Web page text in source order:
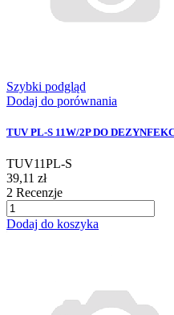
Szybki podgląd
Dodaj do porównania
TUV PL-S 11W/2P DO
TUV11PL-S
39,11 zł
2 Recenzje
Dodaj do koszyka